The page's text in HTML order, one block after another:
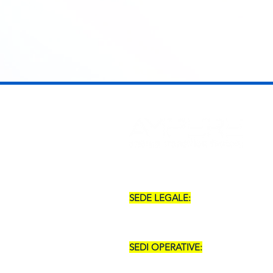
SEDE LEGALE:
SEDI OPERATIVE: